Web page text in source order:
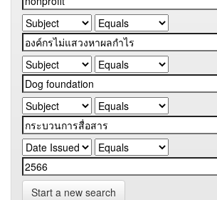
Start a new search